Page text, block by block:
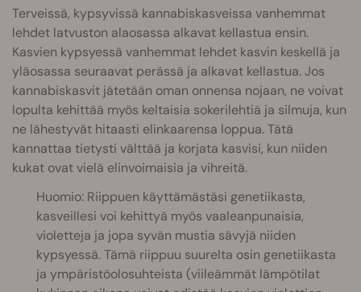
Terveissä, kypsyvissä kannabiskasveissa vanhemmat
lehdet latvuston alaosassa alkavat kellastua ensin.
Kasvien kypsyessä vanhemmat lehdet kasvin keskellä ja
yläosassa seuraavat perässä ja alkavat kellastua. Jos
kannabiskasvit jätetään oman onnensa nojaan, ne voivat
lopulta kehittää myös keltaisia sokerilehtiä ja silmuja, kun
ne lähestyvät hitaasti elinkaarensa loppua. Tätä
kannattaa tietysti välttää ja korjata kasvisi, kun niiden
kukat ovat vielä elinvoimaisia ja vihreitä.
Huomio: Riippuen käyttämästäsi genetiikasta,
kasveillesi voi kehittyä myös vaaleanpunaisia,
violetteja ja jopa syvän mustia sävyjä niiden
kypsyessä. Tämä riippuu suurelta osin genetiikasta
ja ympäristöolosuhteista (viileämmät lämpötilat